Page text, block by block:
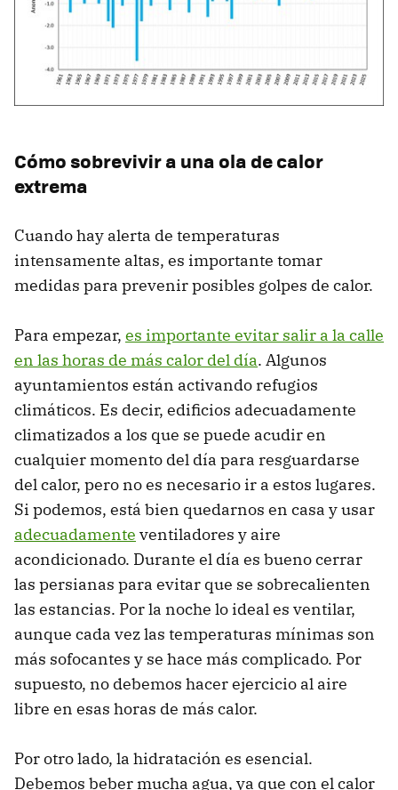
Cómo sobrevivir a una ola de calor
extrema
Cuando hay alerta de temperaturas
intensamente altas, es importante tomar
medidas para prevenir posibles golpes de calor.
Para empezar, es importante evitar salir a la calle
en las horas de más calor del día. Algunos
ayuntamientos están activando refugios
climáticos. Es decir, edificios adecuadamente
climatizados a los que se puede acudir en
cualquier momento del día para resguardarse
del calor, pero no es necesario ir a estos lugares.
Si podemos, está bien quedarnos en casa y usar
adecuadamente ventiladores y aire
acondicionado. Durante el día es bueno cerrar
las persianas para evitar que se sobrecalienten
las estancias. Por la noche lo ideal es ventilar,
aunque cada vez las temperaturas mínimas son
más sofocantes y se hace más complicado. Por
supuesto, no debemos hacer ejercicio al aire
libre en esas horas de más calor.
Por otro lado, la hidratación es esencial.
Debemos beber mucha agua, ya que con el calor